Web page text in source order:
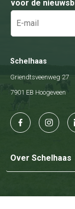
voor de
Schelhaas
Griendtsveenweg 27
7901 EB Hoogeveen
Over Schelhaas